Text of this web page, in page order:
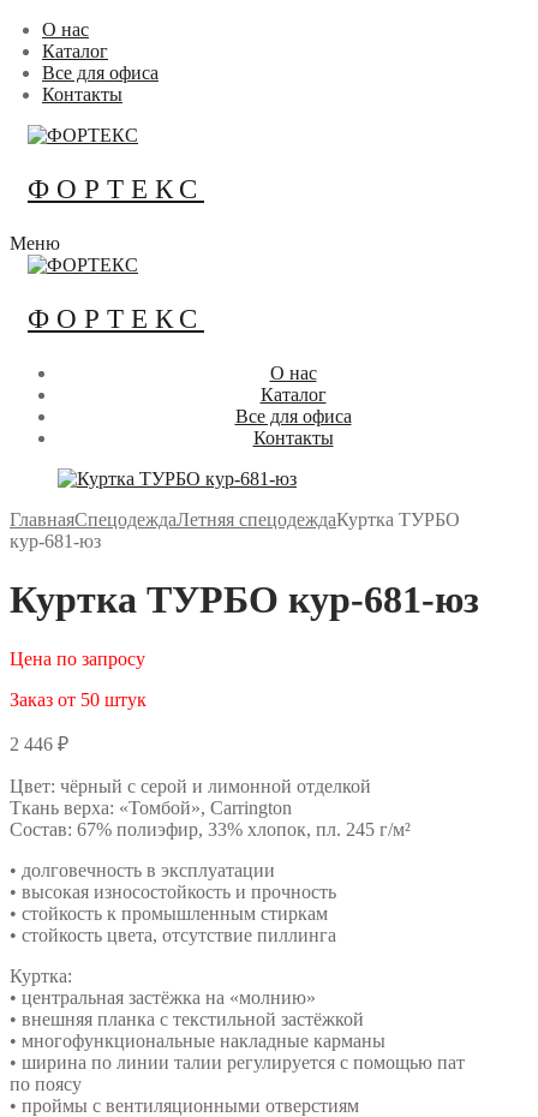
Перейти
содержимому
Меню
Закрыть
О нас
Каталог
Все для офиса
Контакты
ФОРТЕКС
Меню
ФОРТЕКС
О нас
Каталог
Все для офиса
Контакты
ГлавнаяСпецодеждаЛетняя спецодеждаКуртка ТУРБО
кур-681-юз
Куртка ТУРБО кур-681-юз
Цена по запросу
Заказ от 50 штук
2 446 ₽
Цвет: чёрный с серой и лимонной отделкой
Ткань верха: «Томбой», Carrington
Состав: 67% полиэфир, 33% хлопок, пл. 245 г/м²
• долговечность в эксплуатации
• высокая износостойкость и прочность
• стойкость к промышленным стиркам
• стойкость цвета, отсутствие пиллинга
Куртка:
• центральная застёжка на «молнию»
• внешняя планка с текстильной застёжкой
• многофункциональные накладные карманы
• ширина по линии талии регулируется с помощью пат
по поясу
• проймы с вентиляционными отверстиям